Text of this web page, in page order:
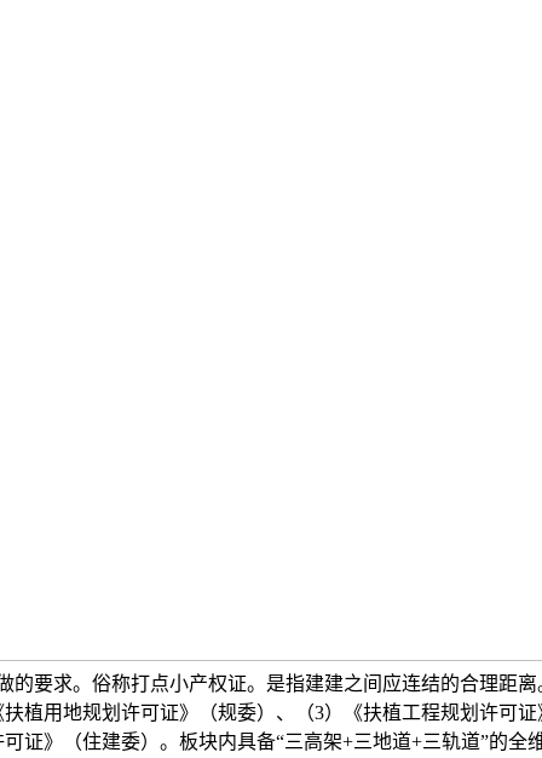
的要求。俗称打点小产权证。是指建建之间应连结的合理距
植用地规划许可证》（规委）、（3）《扶植工程规划许可
证》（住建委）。板块内具备“三高架+三地道+三轨道”的全